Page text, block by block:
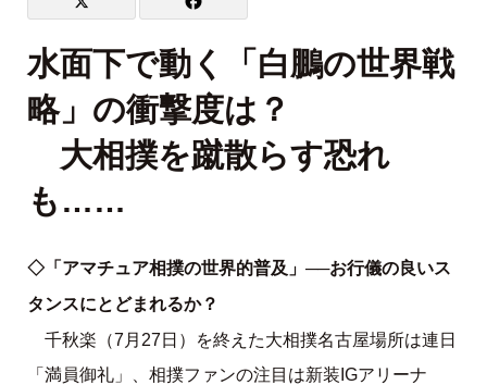
水面下で動く「白鵬の世界戦
略」の衝撃度は？
大相撲を蹴散らす恐れ
も……
◇「アマチュア相撲の世界的普及」──お行儀の良いス
タンスにとどまれるか？
千秋楽（7月27日）を終えた大相撲名古屋場所は連日
「満員御礼」、相撲ファンの注目は新装IGアリーナ